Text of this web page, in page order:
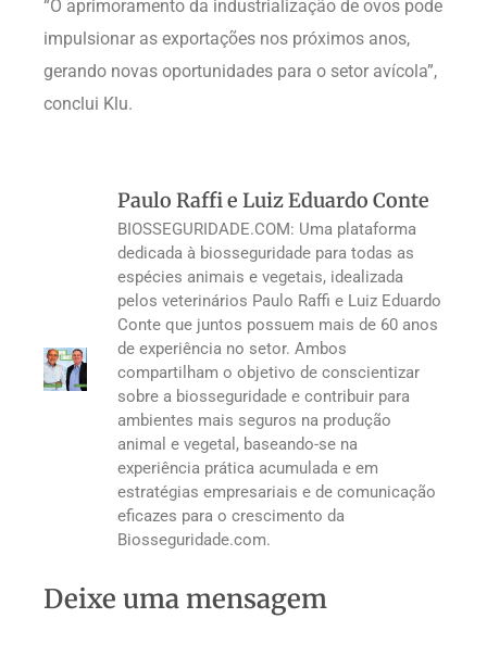
“O aprimoramento da industrialização de ovos pode
impulsionar as exportações nos próximos anos,
gerando novas oportunidades para o setor avícola”,
conclui Klu.
Paulo Raffi e Luiz Eduardo Conte
BIOSSEGURIDADE.COM: Uma plataforma
dedicada à biosseguridade para todas as
espécies animais e vegetais, idealizada
pelos veterinários Paulo Raffi e Luiz Eduardo
Conte que juntos possuem mais de 60 anos
de experiência no setor. Ambos
compartilham o objetivo de conscientizar
sobre a biosseguridade e contribuir para
ambientes mais seguros na produção
animal e vegetal, baseando-se na
experiência prática acumulada e em
estratégias empresariais e de comunicação
eficazes para o crescimento da
Biosseguridade.com.
Deixe uma mensagem